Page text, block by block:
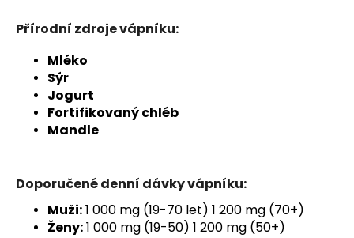
Přírodní zdroje vápníku:
Mléko
Sýr
Jogurt
Fortifikovaný chléb
Mandle
Doporučené denní dávky vápníku:
Muži:1 000 mg (19-70 let) 1 200 mg (70+)
Ženy:1 000 mg (19-50) 1 200 mg (50+)